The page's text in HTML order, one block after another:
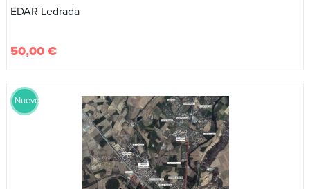
EDAR Ledrada
50,00 €
Nuevo